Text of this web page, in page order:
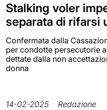
Stalking voler
separata di rifarsi
Confermata dalla
per condotte persecutorie
dettate dalla non
donna
14-02-2025 Redazione